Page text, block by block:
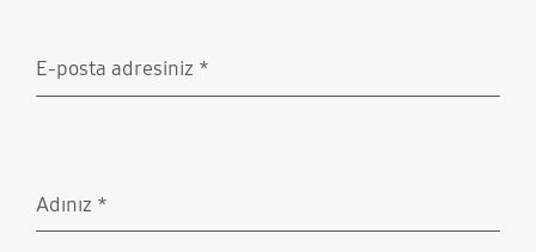
E-posta adresiniz *
Adınız *